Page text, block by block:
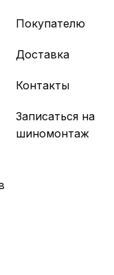
Покупателю
Доставка
Контакты
Записаться на
шиномонтаж